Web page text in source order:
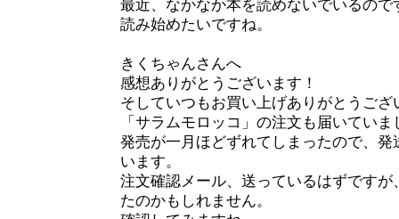
最近、なかなか本を読めないでいるの
読み始めたいですね。
きくちゃんさんへ
感想ありがとうございます！
そしていつもお買い上げありがとうござ
「サラムモロッコ」の注文も届いていま
発売が一月ほどずれてしまったので、
います。
注文確認メール、送っているはずです
たのかもしれません。